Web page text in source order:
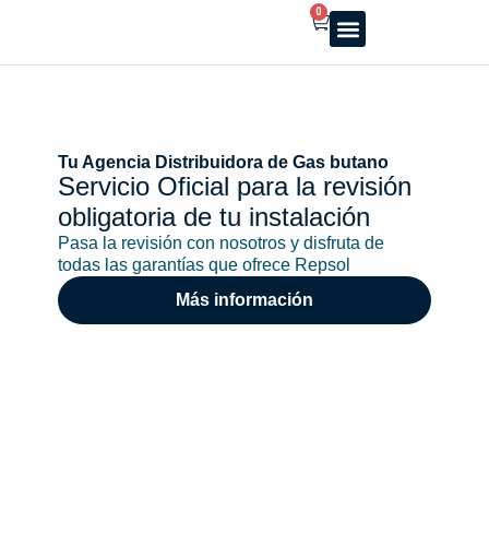
0
Tu Agencia Distribuidora de Gas butano
Servicio Oficial para la revisión
obligatoria de tu instalación
Pasa la revisión con nosotros y disfruta de
todas las garantías que ofrece Repsol
Más información